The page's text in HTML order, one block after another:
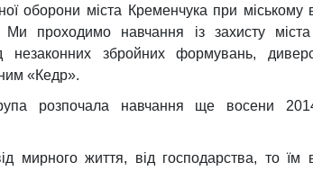
оборони міста Кременчука при міському
Ми проходимо навчання із захисту
незаконних збройних формувань,
«Кедр».
розпочала навчання ще восени
мирного життя, від господарства, то їм